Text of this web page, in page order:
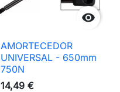

AMORTECEDOR
UNIVERSAL - 650mm
750N
14,49 €